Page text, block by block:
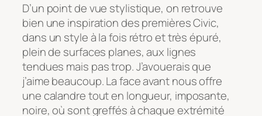
D’un point de vue stylistique, on retrouve
bien une inspiration des premières Civic,
dans un style à la fois rétro et très épuré,
plein de surfaces planes, aux lignes
tendues mais pas trop. J’avouerais que
j’aime beaucoup. La face avant nous offre
une calandre tout en longueur, imposante,
noire, où sont greffés à chaque extrémité